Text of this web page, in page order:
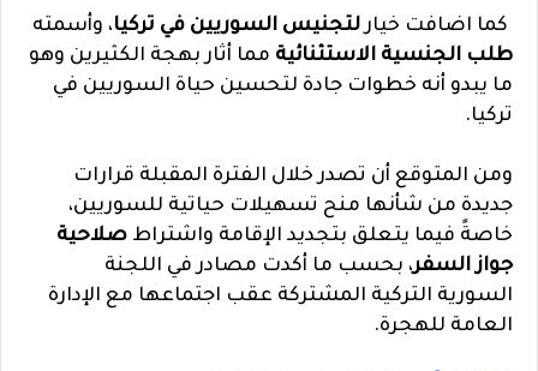
كما اضافت خيارلتجنيس السوريين في تركيا، وأسمته
طلب الجنسية الاستثنائية مما أثار بهجة الكثيرين وهو
ما يبدو أنه خطوات جادة لتحسين حياة السوريين في
تركيا.
ومن المتوقع أن تصدر خلال الفترة المقبلة قرارات
جديدة من شأنها منح تسهيلات حياتية للسوريين،
خاصةً فيما يتعلق بتجديد الإقامة واشتراط صلاحية
جواز السفر، بحسب ما أكدت مصادر في اللجنة
السورية التركية المشتركة عقب اجتماعها مع الإدارة
العامة للهجرة.